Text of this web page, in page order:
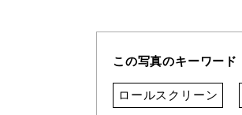
この写真のキーワード
ロールスクリーン